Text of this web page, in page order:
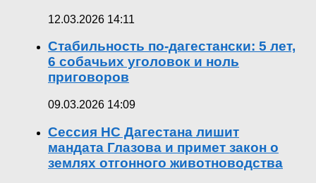
12.03.2026 14:11
Стабильность по-дагестански: 5 лет,
6 собачьих уголовок и ноль
приговоров
09.03.2026 14:09
Сессия НС Дагестана лишит
мандата Глазова и примет закон о
землях отгонного животноводства